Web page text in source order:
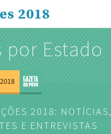
2018
por Estado
2018: NOTÍCIAS,
E ENTREVISTAS